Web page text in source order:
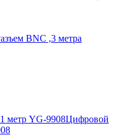
BNC ,3 метра